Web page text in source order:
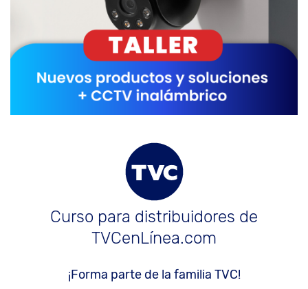
Curso para distribuidores de
TVCenLínea.com
¡Forma parte de la familia TVC!